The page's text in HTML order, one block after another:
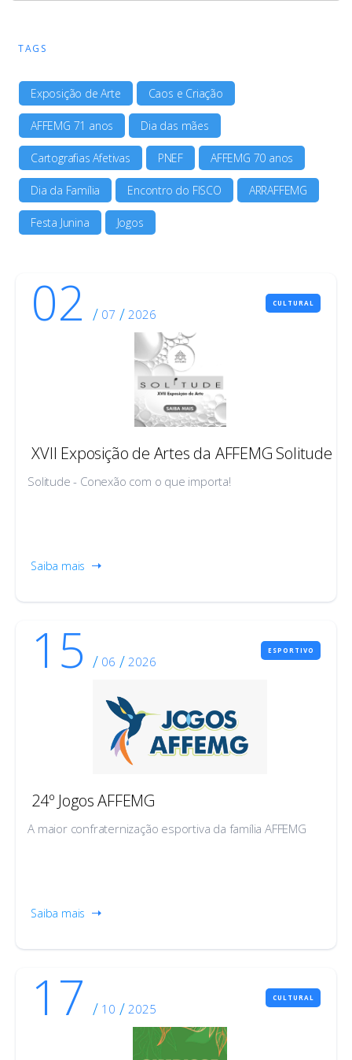
02 / 07 /2026
XVII Exposição de Artes da AFFEMG Solitude
Solitude - Conexão com o que importa!
Saiba mais
CULTURAL
15 / 06 /2026
24º Jogos AFFEMG
A maior confraternização esportiva da família AFFEMG
Saiba mais
ESPORTIVO
17 / 10 /2025
CULTURAL
TAGS
Exposição de Arte Caos e Criação
AFFEMG 71 anos Dia das mães
Cartografias Afetivas PNEF AFFEMG 70 anos
Dia da Família Encontro do FISCO ARRAFFEMG
Festa Junina Jogos